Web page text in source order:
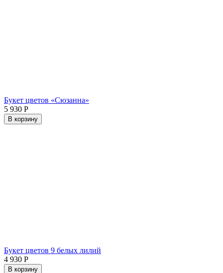
Букет цветов «Сюзанна»
5 930 Р
В корзину
Букет цветов 9 белых лилий
4 930 Р
В корзину